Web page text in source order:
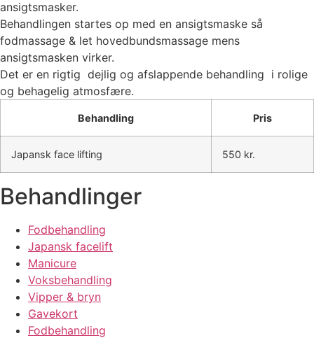
ansigtsmasker.
Behandlingen startes op med en ansigtsmaske så
fodmassage & let hovedbundsmassage mens
ansigtsmasken virker.
Det er en rigtig dejlig og afslappende behandling i rolige
og behagelig atmosfære.
Behandling Pris
Japansk face lifting 550 kr.
Behandlinger
Fodbehandling
Japansk facelift
Manicure
Voksbehandling
Vipper & bryn
Gavekort
Fodbehandling